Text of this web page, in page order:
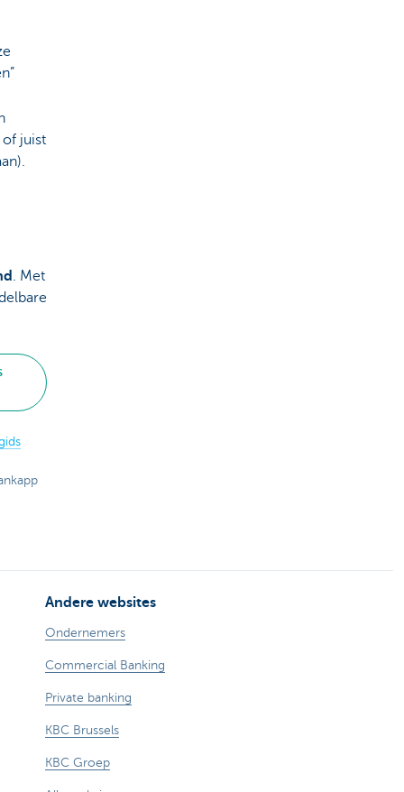
of juist
. Met
Andere websites
Ondernemers
Commercial Banking
Private banking
KBC Brussels
KBC Groep